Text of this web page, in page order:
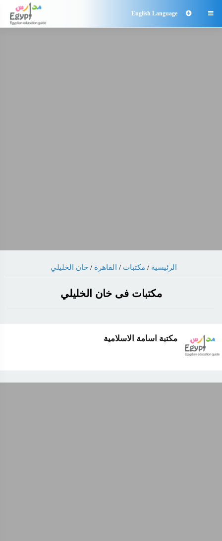

English Language
الرئيسية / مكتبات / القاهرة / خان الخليلي
مكتبات فى خان الخليلي
مكتبة اسامة الاسلامية